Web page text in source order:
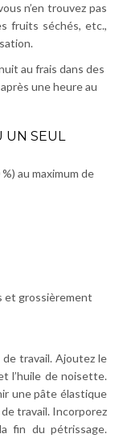
n’en trouvez pas
fruits séchés, etc.,
au frais dans des
une heure au
UN SEUL
au maximum de
et grossièrement
travail. Ajoutez le
l’huile de noisette.
une pâte élastique
travail. Incorporez
fin du pétrissage.